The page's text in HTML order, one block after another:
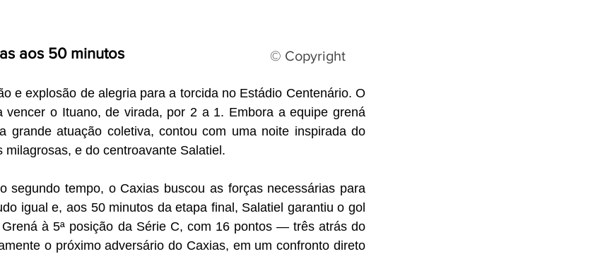
aos 50 minutos
vencer o Ituano, de virada, por 2 a 1. Embora a equipe grená
grande atuação coletiva, contou com uma noite inspirada do
e do centroavante Salatiel.
segundo tempo, o Caxias buscou as forças necessárias para
igual e, aos 50 minutos da etapa final, Salatiel garantiu o gol
à 5ª posição da Série C, com 16 pontos — três atrás do
o próximo adversário do Caxias, em um confronto direto
© Copyright